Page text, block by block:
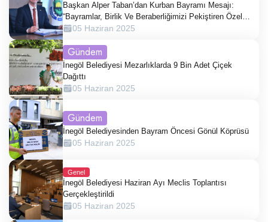
Başkan Alper Taban’dan Kurban Bayramı Mesajı:
“Bayramlar, Birlik Ve Beraberliğimizi Pekiştiren Özel
Günlerdir.”
05 Haziran 2025
Gündem
İnegöl Belediyesi Mezarlıklarda 9 Bin Adet Çiçek
Dağıttı
05 Haziran 2025
Gündem
İnegöl Belediyesinden Bayram Öncesi Gönül Köprüsü
05 Haziran 2025
Genel
İnegöl Belediyesi Haziran Ayı Meclis Toplantısı
Gerçekleştirildi
05 Haziran 2025